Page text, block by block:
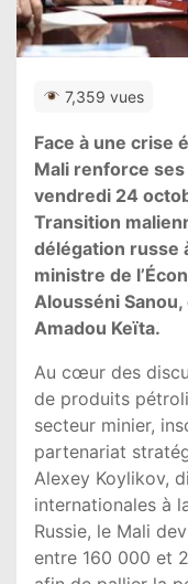
7,359 vues
Face à une crise
Mali renforce ses
vendredi 24
Transition
délégation russe
ministre de
Alousséni
Amadou Keïta.
Au cœur des
de produits
secteur minier,
partenariat
Alexey Koylikov,
internationales à
Russie, le Mali
entre 160 000 et